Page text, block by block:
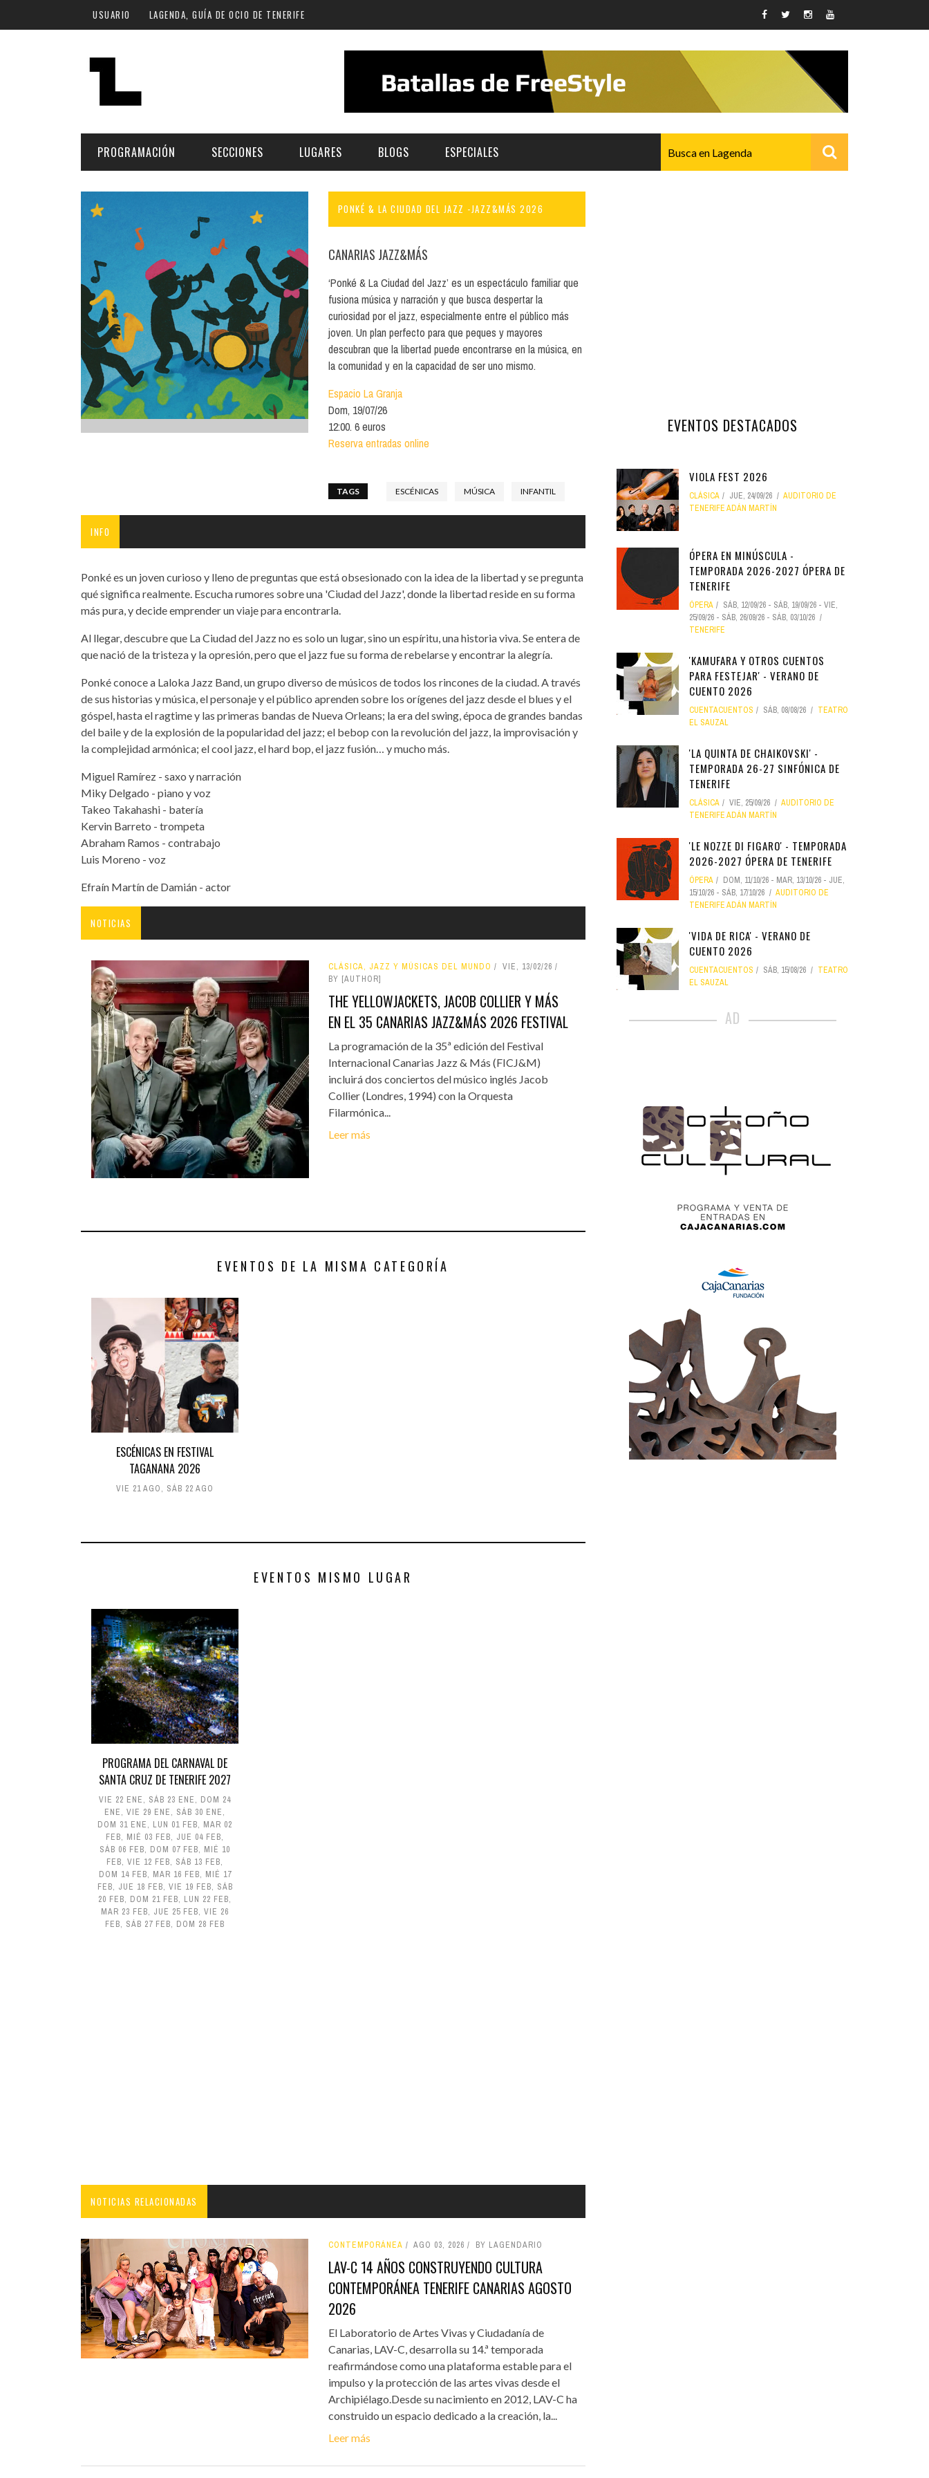
Pasar al contenido principal
USUARIO LAGENDA, GUÍA DE OCIO DE TENERIFE
PROGRAMACIÓN
Plan Finde
Norte
Santa Cruz | La Laguna
Islas
Deporte y Naturaleza
Gastro
Infantil
Música
SECCIONES
ESCÉNICAS
CULTURA
GASTRONOMÍA
INFANTIL
LUGARES
ARTE | MUSEOS
ESPACIOS CULTURALES
NOCHE
LOCALES CON ACTUACIONES
COMERCIO
GASTRO
FORMATIVO
BLOGS ESPECIALES
FESTIVAL BOREAL 2026
XXVII VERANO DE CUENTO
PONKÉ & LA CIUDAD DEL JAZZ -JAZZ&MÁS 2026
CANARIAS JAZZ&MÁS
‘Ponké & La Ciudad del Jazz’ es un espectáculo familiar que
fusiona música y narración y que busca despertar la
curiosidad por el jazz, especialmente entre el público más
joven. Un plan perfecto para que peques y mayores
descubran que la libertad puede encontrarse en la música, en
la comunidad y en la capacidad de ser uno mismo.
Espacio La Granja
Dom, 19/07/26
12:00. 6 euros
Reserva entradas online
TAGS ESCÉNICAS MÚSICA INFANTIL
INFO
Ponké es un joven curioso y lleno de preguntas que está obsesionado con la idea de la libertad y se pregunta
qué significa realmente. Escucha rumores sobre una 'Ciudad del Jazz', donde la libertad reside en su forma
más pura, y decide emprender un viaje para encontrarla.
Al llegar, descubre que La Ciudad del Jazz no es solo un lugar, sino un espíritu, una historia viva. Se entera de
que nació de la tristeza y la opresión, pero que el jazz fue su forma de rebelarse y encontrar la alegría.
Ponké conoce a Laloka Jazz Band, un grupo diverso de músicos de todos los rincones de la ciudad. A través
de sus historias y música, el personaje y el público aprenden sobre los orígenes del jazz desde el blues y el
góspel, hasta el ragtime y las primeras bandas de Nueva Orleans; la era del swing, época de grandes bandas
del baile y de la explosión de la popularidad del jazz; el bebop con la revolución del jazz, la improvisación y
la complejidad armónica; el cool jazz, el hard bop, el jazz fusión… y mucho más.
Miguel Ramírez - saxo y narración
Miky Delgado - piano y voz
Takeo Takahashi - batería
Kervin Barreto - trompeta
Abraham Ramos - contrabajo
Luis Moreno - voz
Efraín Martín de Damián - actor
NOTICIAS
CLÁSICA, JAZZ Y MÚSICAS DEL MUNDO
VIE, 13/02/26
BY [AUTHOR]
THE YELLOWJACKETS, JACOB COLLIER Y MÁS
EN EL 35 CANARIAS JAZZ&MÁS 2026 FESTIVAL
La programación de la 35ª edición del Festival
Internacional Canarias Jazz & Más (FICJ&M)
incluirá dos conciertos del músico inglés Jacob
Collier (Londres, 1994) con la Orquesta
Filarmónica...
Leer más
EVENTOS DE LA MISMA CATEGORÍA
ESCÉNICAS EN FESTIVAL
TAGANANA 2026
VIE 21 AGO, SÁB 22 AGO
EVENTOS MISMO LUGAR
PROGRAMA DEL CARNAVAL DE
SANTA CRUZ DE TENERIFE 2027
VIE 22 ENE, SÁB 23 ENE, DOM 24
ENE,VIE 29 ENE, SÁB 30 ENE,
DOM 31 ENE, LUN 01 FEB, MAR 02
FEB, MIÉ 03 FEB, JUE 04 FEB,
SÁB 06 FEB, DOM 07 FEB, MIÉ 10
FEB,VIE 12 FEB, SÁB 13 FEB,
DOM 14 FEB, MAR 16 FEB, MIÉ 17
FEB, JUE 18 FEB, VIE 19 FEB, SÁB
20 FEB, DOM 21 FEB, LUN 22 FEB,
MAR 23 FEB, JUE 25 FEB,VIE 26
FEB, SÁB 27 FEB, DOM 28 FEB
NOTICIAS RELACIONADAS
CONTEMPORÁNEA AGO 03, 2026 BY LAGENDARIO
LAV-C 14 AÑOS CONSTRUYENDO CULTURA
CONTEMPORÁNEA TENERIFE CANARIAS AGOSTO
2026
El Laboratorio de Artes Vivas y Ciudadanía de
Canarias, LAV-C, desarrolla su 14.ª temporada
reafirmándose como una plataforma estable para el
impulso y la protección de las artes vivas desde el
Archipiélago.Desde su nacimiento en 2012, LAV-C ha
construido un espacio dedicado a la creación, la...
Leer más
EVENTOS DESTACADOS
VIOLA FEST 2026
CLÁSICA JUE, 24/09/26
AUDITORIO DE
TENERIFE ADÁN MARTÍN
ÓPERA EN MINÚSCULA -
TEMPORADA 2026-2027 ÓPERA DE
TENERIFE
ÓPERA SÁB, 12/09/26 - SÁB, 19/09/26 - VIE,
25/09/26 - SÁB, 26/09/26 - SÁB, 03/10/26
TENERIFE
'KAMUFARA Y OTROS CUENTOS
PARA FESTEJAR' - VERANO DE
CUENTO 2026
CUENTACUENTOS SÁB, 08/08/26
TEATRO
EL SAUZAL
'LA QUINTA DE CHAIKOVSKI' -
TEMPORADA 26-27 SINFÓNICA DE
TENERIFE
CLÁSICA VIE, 25/09/26
AUDITORIO DE
TENERIFE ADÁN MARTÍN
'LE NOZZE DI FIGARO' - TEMPORADA
2026-2027 ÓPERA DE TENERIFE
ÓPERA DOM, 11/10/26 - MAR, 13/10/26 - JUE,
15/10/26 - SÁB, 17/10/26
AUDITORIO DE
TENERIFE ADÁN MARTÍN
'VIDA DE RICA' - VERANO DE
CUENTO 2026
CUENTACUENTOS SÁB, 15/08/26
TEATRO
EL SAUZAL
AD